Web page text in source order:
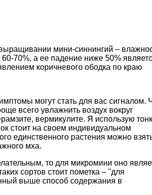
мини-синнингий –
70%, а ее падение ниже 50%
коричневого ободка по краю
могут стать для вас сигналом.
всего увлажнить воздух вокруг
вермикулите. Я использую
стоит на своем индивидуальном
единственного растения можно
мха.
то для микромини оно
сортов стоит пометка – "для
выше способ содержания в